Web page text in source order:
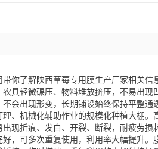
你了解陕西草莓专用膜生产厂家相关
农具轻微碾压、物料堆放挤压，不易出
会出现形变，长期铺设始终保持平整
、机械化辅助作业的规模化种植大棚
现折痕、发白、开裂、断裂，耐疲劳
，可多次重复使用，利用率大幅提升